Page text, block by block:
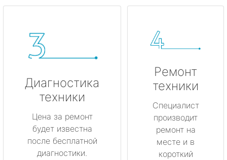
Диагностика
техники
Цена за ремонт
будет известна
после бесплатной
диагностики.
Ремонт
техники
Специалист
производит
ремонт на
месте и в
короткий